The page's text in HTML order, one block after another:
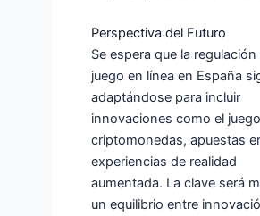
Perspectiva del Futuro
Se espera que la regulación
juego en línea en España
adaptándose para incluir
innovaciones como el
criptomonedas, apuestas
experiencias de realidad
aumentada. La clave será
un equilibrio entre